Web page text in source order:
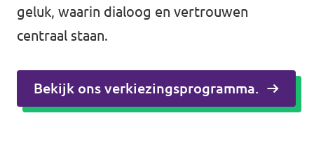
Volt Woerden
Volt Zeist
geluk, waarin dialoog en vertrouwen
centraal staan.
Bekijk ons verkiezingsprogramma.